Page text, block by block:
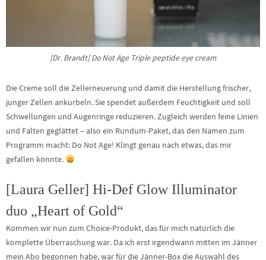
[Dr. Brandt] Do Not Age Triple peptide eye cream
Die Creme soll die Zellerneuerung und damit die Herstellung frischer,
junger Zellen ankurbeln. Sie spendet außerdem Feuchtigkeit und soll
Schwellungen und Augenringe reduzieren. Zugleich werden feine Linien
und Falten geglättet – also ein Rundum-Paket, das den Namen zum
Programm macht: Do Not Age! Klingt genau nach etwas, das mir
gefallen könnte.
[Laura Geller] Hi-Def Glow Illuminator
duo „Heart of Gold“
Kommen wir nun zum Choice-Produkt, das für mich natürlich die
komplette Überraschung war. Da ich erst irgendwann mitten im Jänner
mein Abo begonnen habe, war für die Jänner-Box die Auswahl des